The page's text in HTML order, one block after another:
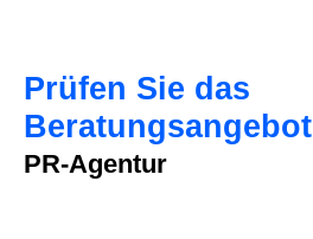
Prüfen Sie das
Beratungsangebot
PR-Agentur